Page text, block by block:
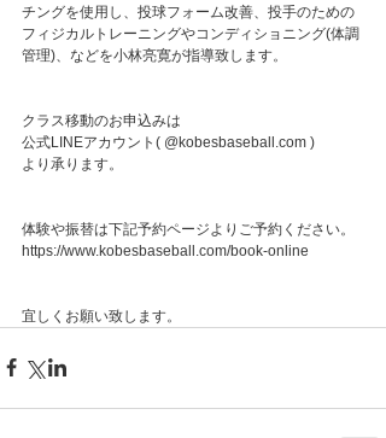
チングを使用し、投球フォーム改善、投手のための
フィジカルトレーニングやコンディショニング(体調
管理)、などを小林亮寛が指導致します。
クラス移動のお申込みは
公式LINEアカウント( @kobesbaseball.com )
より承ります。
体験や振替は下記予約ページよりご予約ください。
https://www.kobesbaseball.com/book-online
宜しくお願い致します。